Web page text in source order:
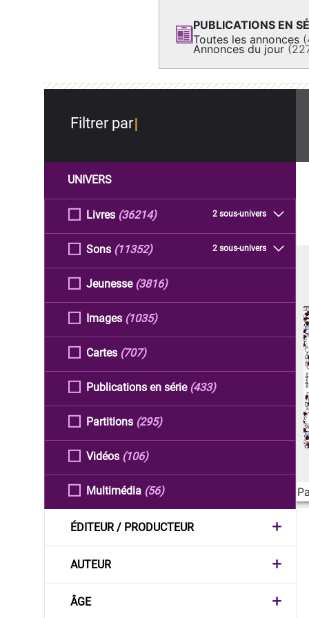
PUBLICATIONS EN
Toutes les annonces
Annonces du jour
Filtrer par
UNIVERS
Livres 2 sous-univers
(36214)
Sons 2 sous-univers
(11352)
Jeunesse (3816)
Images (1035)
Cartes (707)
Publications en série (433)
Partitions (295)
Vidéos (106)
Multimédia (56)
ÉDITEUR / PRODUCTEUR
AUTEUR
ÂGE